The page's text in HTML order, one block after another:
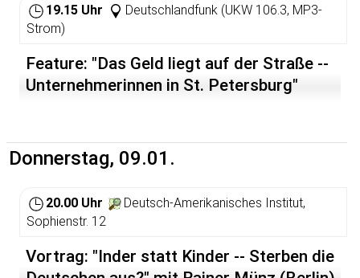
19.15 Uhr
Deutschlandfunk (UKW 106.3, MP3-
Strom)
Feature: "Das Geld liegt auf der Straße --
Unternehmerinnen in St. Petersburg"
Donnerstag, 09.01.
20.00 Uhr
Deutsch-Amerikanisches Institut,
Sophienstr. 12
Vortrag: "Inder statt Kinder -- Sterben die